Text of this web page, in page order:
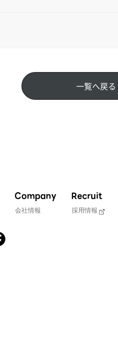
一覧へ戻る
Company
会社情報
Recruit
採用情報